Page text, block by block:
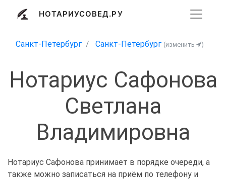
НОТАРИУСОВЕД.РУ
Санкт-Петербург Санкт-Петербург (изменить )
Нотариус Сафонова
Светлана
Владимировна
Нотариус Сафонова принимает в порядке очереди, а
также можно записаться на приём по телефону и